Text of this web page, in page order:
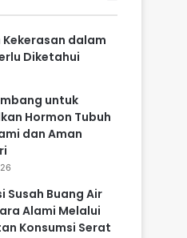
dalam
Diketahui
untuk
Hormon Tubuh
dan Aman
Susah Buang Air
Alami Melalui
Konsumsi Serat